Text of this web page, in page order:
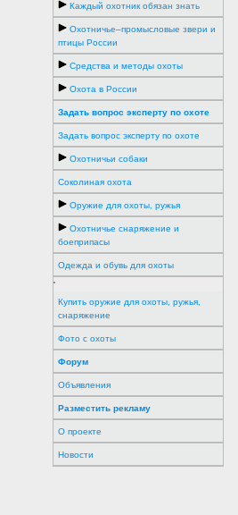
Каждый охотник обязан знать
Охотничье–промысловые звери и
птицы России
Средства и методы охоты
Охота в России
Задать вопрос эксперту по охоте
Задать вопрос эксперту по охоте
Охотничьи собаки
Соколиная охота
Оружие для охоты, ружья
Охотничье снаряжение и
боеприпасы
Одежда и обувь для охоты
'
Купить оружие для охоты, ружья,
снаряжение
Фото с охоты
Форум
Объявления
Разместить рекламу
О проекте
Новости